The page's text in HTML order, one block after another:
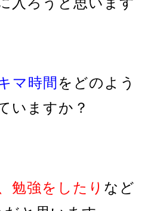
マ時間 をどのよう
いますか？
勉強をしたり など